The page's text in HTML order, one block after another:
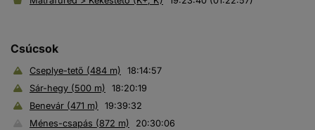
Csúcsok
Cseplye-tető (484 m)
18:14:57
Sár-hegy (500 m)
18:20:19
Benevár (471 m)
19:39:32
Ménes-csapás (872 m)
20:30:06